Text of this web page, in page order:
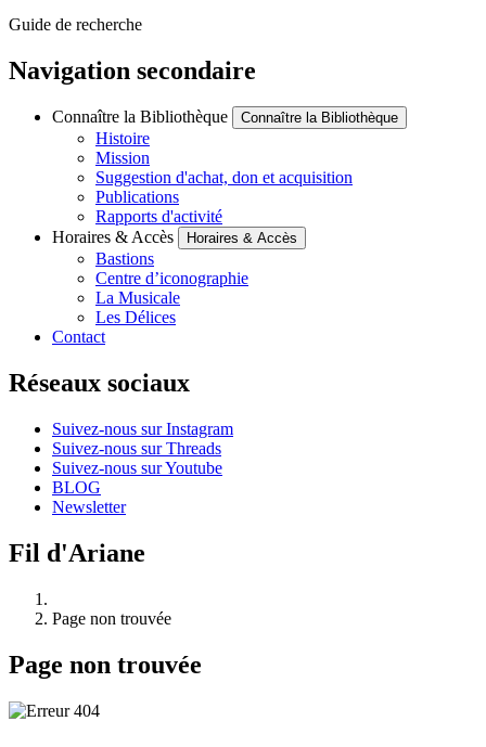
Guide de recherche
Navigation secondaire
Connaître la Bibliothèque Connaître la Bibliothèque
Histoire
Mission
Suggestion d'achat, don et acquisition
Publications
Rapports d'activité
Horaires & Accès
Horaires & Accès
Bastions
Centre d’iconographie
La Musicale
Les Délices
Contact
Réseaux sociaux
Suivez-nous sur Instagram
Suivez-nous sur Threads
Suivez-nous sur Youtube
BLOG
Newsletter
Fil d'Ariane
Page non trouvée
Page non trouvée